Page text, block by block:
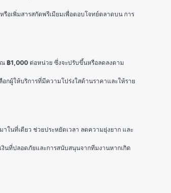
อเพิ่มสารสกัดพรีเมียมเพื่อตอบโจทย์ตลาดบน การ
ณ ฿1,000 ต่อหน่วย ซึ่งจะปรับขึ้นหรือลดลงตาม
ผู้ให้บริการที่มีความโปร่งใสด้านราคาและให้ราย
ในที่เดียว ช่วยประหยัดเวลา ลดความยุ่งยาก และ
นที่ปลอดภัยและการสนับสนุนจากทีมงานหากเกิด